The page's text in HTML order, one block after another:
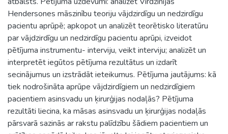
Hendersones māszinību teoriju vājdzirdīgu un nedzirdīgu
pacientu aprūpē; apkopot un analizēt teorētisko literatūru
par vājdzirdīgu un nedzirdīgu pacientu aprūpi, izveidot
pētījuma instrumentu- interviju, veikt interviju; analizēt un
interpretēt iegūtos pētījuma rezultātus un izdarīt
secinājumus un izstrādāt ieteikumus. Pētījuma jautājums: kā
tiek nodrošināta aprūpe vājdzirdīgiem un nedzirdīgiem
pacientiem asinsvadu un ķirurģijas nodaļās? Pētījuma
rezultāti liecina, ka māsas asinsvadu un ķirurģijas nodaļās
pārsvarā sazinās ar rakstu palīdzību šādiem pacientiem un